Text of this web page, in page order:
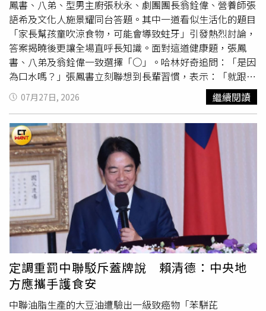
鳳書、八弟、型男主廚張秋永、劇團團長翁銓偉、營養師張
語希及文化人施景耀同台答題。其中一道看似生活化的題目
「家長幫孩童吹涼食物，可能會導致蛀牙」引發熱烈討論，
答案揭曉後更讓全場直呼長知識。面對這道健康題，張鳳
書、八弟及翁銓偉一致選擇「○」。哈林好奇追問：「是因
為口水嗎？」張鳳書立刻聯想到長輩習慣，表示：「就跟阿
嬤嚼碎給孩子吃，不是一樣的事嗎？」但隨即又猶豫地說：
「蛀牙可能是糖吧？」哈林則質疑，吹涼食物與直接嚼碎相
比，是否真的會造成影響。張鳳書推測吹氣時可能會夾帶唾
液，還一邊示範笑說：「吹，有時候會牽絲。」沒想到八弟
立刻神補刀：「那是吐涼吧！」一句話讓全場笑翻，八弟則
補充：「感覺細菌會跟著飛沫一起出去。」另一派則有不同
看法。張語希、張秋永與施景耀選擇「╳」，張語希表示：
「除非吹的時候有口水一起噴過去，就像有人吹蠟燭會噴很
多口水，那就有可能；如果只是吹風，應該還好。」哈林聽
完後還模仿阿嬤缺牙吹氣的模樣，笑稱：「搞不好假牙一起
噴出去。」再次逗樂眾人。答案公布後，醫師林品安證實
為「○」，並解釋，吹涼食物其實可能成為蛀牙菌傳播的
重要途徑，「吹涼食物這個動作，就是對小孩做一個蛀牙菌
的大傳染，因為嬰孩時期口腔其實沒有任何蛀牙菌」，他指
出，造成蛀牙的主要細菌「轉糖鏈球菌」，幾乎都是由大人
傳給孩子。林品安進一步說明，除了吹涼食物，咬碎食物餵
07月27日, 2026 繼續閱讀
定調重罰中聯駁斥蓋牌說 賴清德：中央地
方應攜手護食安
中聯油脂生產的大豆油遭驗出一級致癌物「苯駢芘